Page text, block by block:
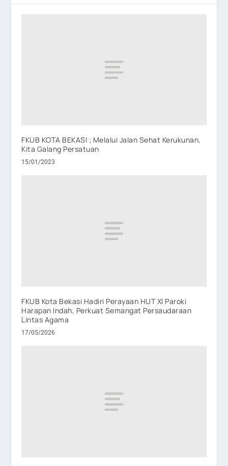
FKUB KOTA BEKASI ; Melalui Jalan Sehat Kerukunan,
Kita Galang Persatuan
15/01/2023
FKUB Kota Bekasi Hadiri Perayaan HUT XI Paroki
Harapan Indah, Perkuat Semangat Persaudaraan
Lintas Agama
17/05/2026